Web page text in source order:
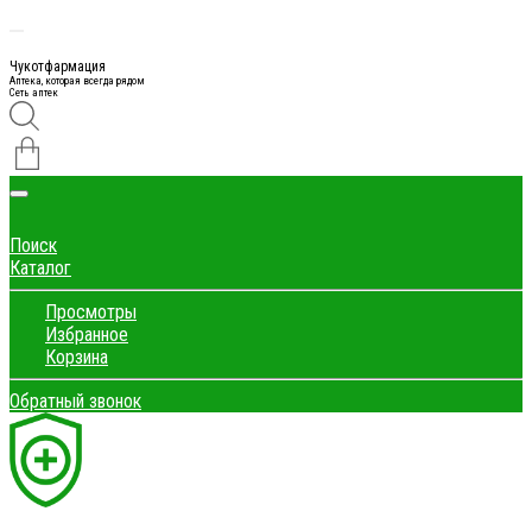
Чукотфармация
Аптека, которая всегда рядом
Сеть аптек
Поиск
Каталог
Просмотры
Избранное
Корзина
Обратный звонок